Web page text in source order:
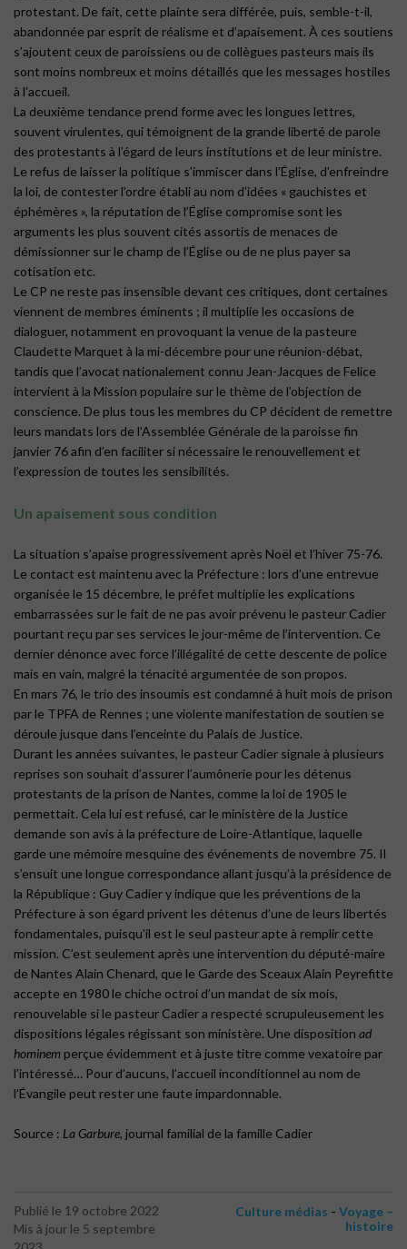
protestant. De fait, cette plainte sera différée, puis, semble-t-il,
abandonnée par esprit de réalisme et d’apaisement. À ces soutiens
s’ajoutent ceux de paroissiens ou de collègues pasteurs mais ils
sont moins nombreux et moins détaillés que les messages hostiles
à l’accueil.
La deuxième tendance prend forme avec les longues lettres,
souvent virulentes, qui témoignent de la grande liberté de parole
des protestants à l’égard de leurs institutions et de leur ministre.
Le refus de laisser la politique s’immiscer dans l’Église, d’enfreindre
la loi, de contester l’ordre établi au nom d’idées « gauchistes et
éphémères », la réputation de l’Église compromise sont les
arguments les plus souvent cités assortis de menaces de
démissionner sur le champ de l’Église ou de ne plus payer sa
cotisation etc.
Le CP ne reste pas insensible devant ces critiques, dont certaines
viennent de membres éminents ; il multiplie les occasions de
dialoguer, notamment en provoquant la venue de la pasteure
Claudette Marquet à la mi-décembre pour une réunion-débat,
tandis que l’avocat nationalement connu Jean-Jacques de Felice
intervient à la Mission populaire sur le thème de l’objection de
conscience. De plus tous les membres du CP décident de remettre
leurs mandats lors de l’Assemblée Générale de la paroisse fin
janvier 76 afin d’en faciliter si nécessaire le renouvellement et
l’expression de toutes les sensibilités.
Un apaisement sous condition
La situation s’apaise progressivement après Noël et l’hiver 75-76.
Le contact est maintenu avec la Préfecture : lors d’une entrevue
organisée le 15 décembre, le préfet multiplie les explications
embarrassées sur le fait de ne pas avoir prévenu le pasteur Cadier
pourtant reçu par ses services le jour-même de l’intervention. Ce
dernier dénonce avec force l’illégalité de cette descente de police
mais en vain, malgré la ténacité argumentée de son propos.
En mars 76, le trio des insoumis est condamné à huit mois de prison
par le TPFA de Rennes ; une violente manifestation de soutien se
déroule jusque dans l’enceinte du Palais de Justice.
Durant les années suivantes, le pasteur Cadier signale à plusieurs
reprises son souhait d’assurer l’aumônerie pour les détenus
protestants de la prison de Nantes, comme la loi de 1905 le
permettait. Cela lui est refusé, car le ministère de la Justice
demande son avis à la préfecture de Loire-Atlantique, laquelle
garde une mémoire mesquine des événements de novembre 75. Il
s’ensuit une longue correspondance allant jusqu’à la présidence de
la République : Guy Cadier y indique que les préventions de la
Préfecture à son égard privent les détenus d’une de leurs libertés
fondamentales, puisqu’il est le seul pasteur apte à remplir cette
mission. C’est seulement après une intervention du député-maire
de Nantes Alain Chenard, que le Garde des Sceaux Alain Peyrefitte
accepte en 1980 le chiche octroi d’un mandat de six mois,
renouvelable si le pasteur Cadier a respecté scrupuleusement les
dispositions légales régissant son ministère. Une disposition ad
hominem perçue évidemment et à juste titre comme vexatoire par
l’intéressé… Pour d’aucuns, l’accueil inconditionnel au nom de
l’Évangile peut rester une faute impardonnable.
Source : La Garbure, journal familial de la famille Cadier
Publié le 19 octobre 2022
Mis à jour le 5 septembre
Culture médias - Voyage –
histoire